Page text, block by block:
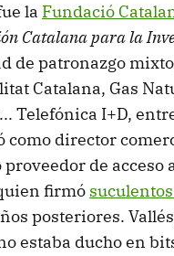
la Fundació
Catalana para la
de patronazgo
Catalana, Gas
Telefónica I+D,
como director
de acceso
firmó
posteriores.
estaba ducho en